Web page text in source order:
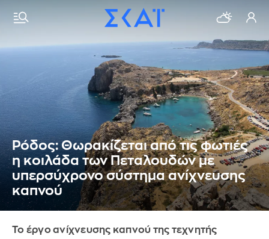
Ρόδος: Θωρακίζεται από τις φωτιές
η κοιλάδα των Πεταλουδών με
υπερσύχρονο σύστημα ανίχνευσης
καπνού
Το έργο ανίχνευσης καπνού της τεχνητής